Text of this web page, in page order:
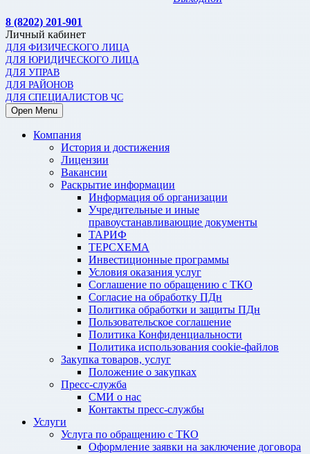
8 (8202) 201-901
Личный кабинет
ДЛЯ ФИЗИЧЕСКОГО ЛИЦА
ДЛЯ ЮРИДИЧЕСКОГО ЛИЦА
ДЛЯ УПРАВ
ДЛЯ РАЙОНОВ
ДЛЯ СПЕЦИАЛИСТОВ ЧС
Open Menu
Компания
История и достижения
Лицензии
Вакансии
Раскрытие информации
Информация об организации
Учредительные и иные
правоустанавливающие документы
ТАРИФ
ТЕРСХЕМА
Инвестиционные программы
Условия оказания услуг
Соглашение по обращению с ТКО
Согласие на обработку ПДн
Политика обработки и защиты ПДн
Пользовательское соглашение
Политика Конфиденциальности
Политика использования cookie-файлов
Закупка товаров, услуг
Положение о закупках
Пресс-служба
СМИ о нас
Контакты пресс-службы
Услуги
Услуга по обращению с ТКО
Оформление заявки на заключение договора